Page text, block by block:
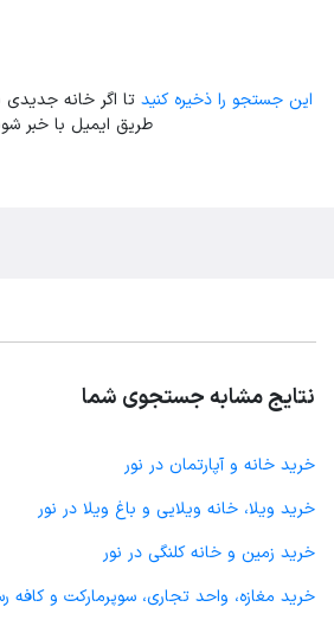
این جستجو را ذخیره کنید تا اگر خانه
طریق ایمیل با خبر
نتایج مشابه جستجوی شما
خرید خانه و آپارتمان در نور
خرید ویلا، خانه ویلایی و باغ ویلا در نور
خرید زمین و خانه کلنگی در نور
خرید مغازه، واحد تجاری، سوپرمارکت و کافه